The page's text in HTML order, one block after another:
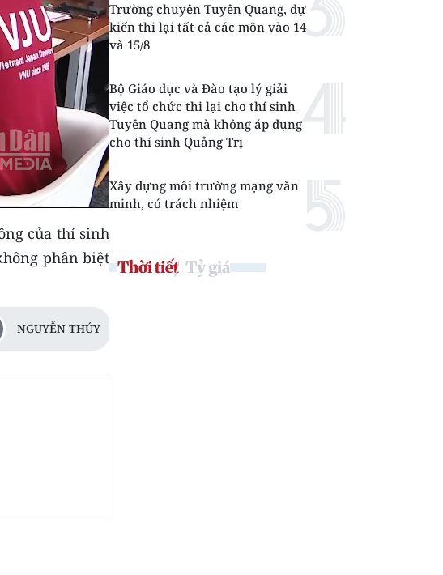
của thí sinh
phân biệt
NGUYỄN THÚY
Trường chuyên Tuyên Quang, dự
kiến thi lại tất cả các môn vào 14
và 15/8
Bộ Giáo dục và Đào tạo lý giải
việc tổ chức thi lại cho thí sinh
Tuyên Quang mà không áp dụng
cho thí sinh Quảng Trị
Xây dựng môi trường mạng văn
minh, có trách nhiệm
Thời tiết Tỷ giá